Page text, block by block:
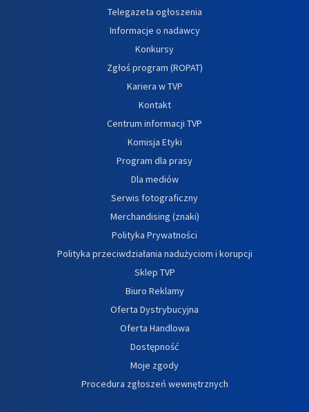
Telegazeta ogłoszenia
Informacje o nadawcy
Konkursy
Zgłoś program (ROPAT)
Kariera w TVP
Kontakt
Centrum informacji TVP
Komisja Etyki
Program dla prasy
Dla mediów
Serwis fotograficzny
Merchandising (znaki)
Polityka Prywatności
Polityka przeciwdziałania nadużyciom i korupcji
Sklep TVP
Biuro Reklamy
Oferta Dystrybucyjna
Oferta Handlowa
Dostępność
Moje zgody
Procedura zgłoszeń wewnętrznych